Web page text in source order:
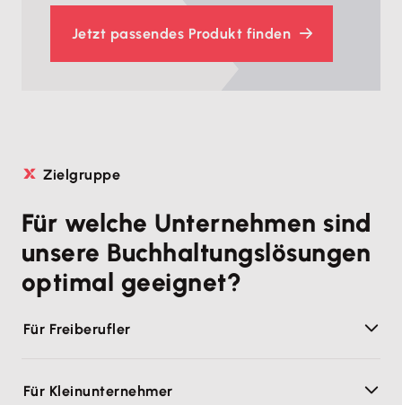
Jetzt passendes Produkt finden
Zielgruppe
Für welche Unternehmen sind
unsere Buchhaltungslösungen
optimal geeignet?
Für Freiberufler
Für Kleinunternehmer